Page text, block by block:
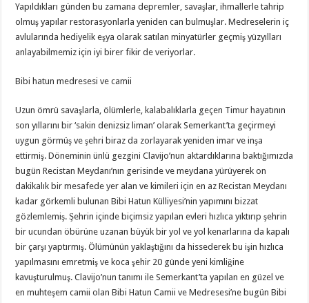
Yapıldıkları günden bu zamana depremler, savaşlar, ihmallerle tahrip
olmuş yapılar restorasyonlarla yeniden can bulmuşlar. Medreselerin iç
avlularında hediyelik eşya olarak satılan minyatürler geçmiş yüzyılları
anlayabilmemiz için iyi birer fikir de veriyorlar.
Bibi hatun medresesi ve camii
Uzun ömrü savaşlarla, ölümlerle, kalabalıklarla geçen Timur hayatının
son yıllarını bir ‘sakin denizsiz liman’ olarak Semerkant’ta geçirmeyi
uygun görmüş ve şehri biraz da zorlayarak yeniden imar ve inşa
ettirmiş. Döneminin ünlü gezgini Clavijo’nun aktardıklarına baktığımızda
bugün Recistan Meydanı’nın gerisinde ve meydana yürüyerek on
dakikalık bir mesafede yer alan ve kimileri için en az Recistan Meydanı
kadar görkemli bulunan Bibi Hatun Külliyesi’nin yapımını bizzat
gözlemlemiş. Şehrin içinde biçimsiz yapılan evleri hızlıca yıktırıp şehrin
bir ucundan öbürüne uzanan büyük bir yol ve yol kenarlarına da kapalı
bir çarşı yaptırmış. Ölümünün yaklaştığını da hissederek bu işin hızlıca
yapılmasını emretmiş ve koca şehir 20 günde yeni kimliğine
kavuşturulmuş. Clavijo’nun tanımı ile Semerkant’ta yapılan en güzel ve
en muhteşem camii olan Bibi Hatun Camii ve Medresesi’ne bugün Bibi